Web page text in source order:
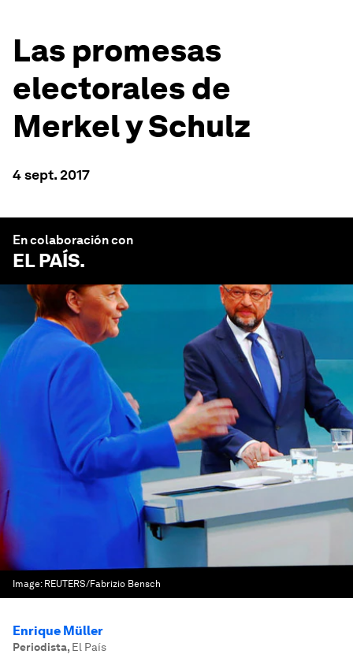
Las promesas
electorales de
Merkel y Schulz
4 sept. 2017
En colaboración con
EL PAÍS.
Image: REUTERS/Fabrizio Bensch
Enrique Müller
Periodista, El País